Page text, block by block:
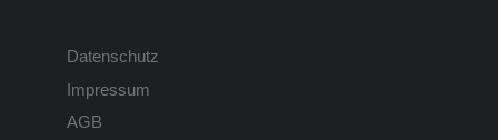
Datenschutz
Impressum
AGB